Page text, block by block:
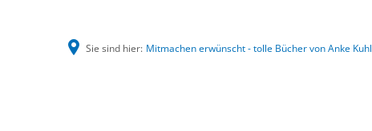
Sie sind hier: Mitmachen erwünscht - tolle Bücher von Anke Kuhl